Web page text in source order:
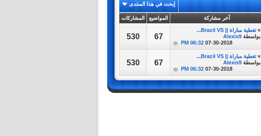
إبحث في هذا المنتدى
آخر مشاركة المواضيع المشاركات
»تغطية مباراة || Brazil VS...
بواسطة Alexis9
07-30-2018
06:32 PM
67
530
»تغطية مباراة || Brazil VS...
بواسطة Alexis9
07-30-2018
06:32 PM
67
530